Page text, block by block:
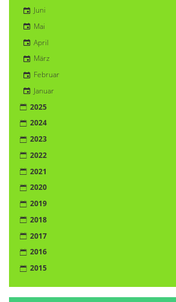
Juni
Mai
April
März
Februar
Januar
2025
2024
2023
2022
2021
2020
2019
2018
2017
2016
2015